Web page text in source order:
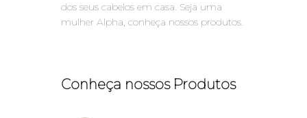
dos seus cabelos em casa. Seja uma
mulher Alpha, conheça nossos produtos.
Conheça nossos Produtos